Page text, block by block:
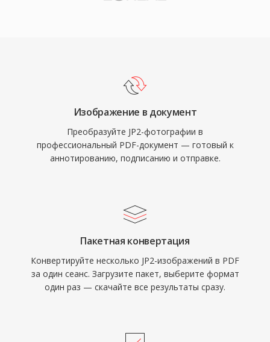
Изображение в документ
Преобразуйте JP2-фотографии в
профессиональный PDF-документ — готовый к
аннотированию, подписанию и отправке.
Пакетная конвертация
Конвертируйте несколько JP2-изображений в PDF
за один сеанс. Загрузите пакет, выберите формат
один раз — скачайте все результаты сразу.